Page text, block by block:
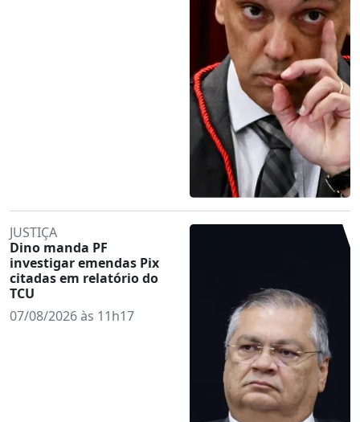
JUSTIÇA
Dino manda PF
investigar emendas Pix
citadas em relatório do
TCU
07/08/2026 às 11h17